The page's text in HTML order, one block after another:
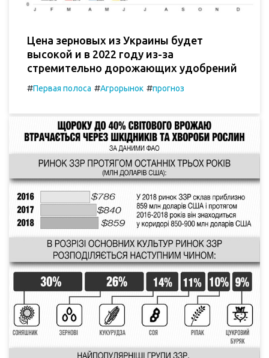
Цена зерновых из Украины будет
высокой и в 2022 году из-за
стремительно дорожающих удобрений
#Первая полоса #Агрорынок #прогноз